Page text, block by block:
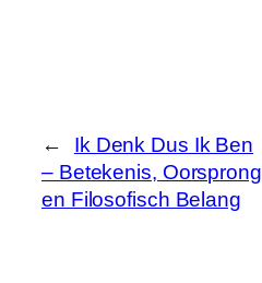
←
Ik Denk Dus Ik Ben
– Betekenis, Oorsprong
en Filosofisch Belang